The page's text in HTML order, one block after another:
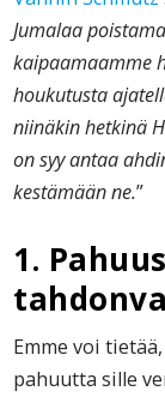
Jumalaa
kaipaamaamme
houkutusta
niinäkin hetkinä
on syy antaa
kestämään ne.”
1.
Emme voi
pahuutta sille